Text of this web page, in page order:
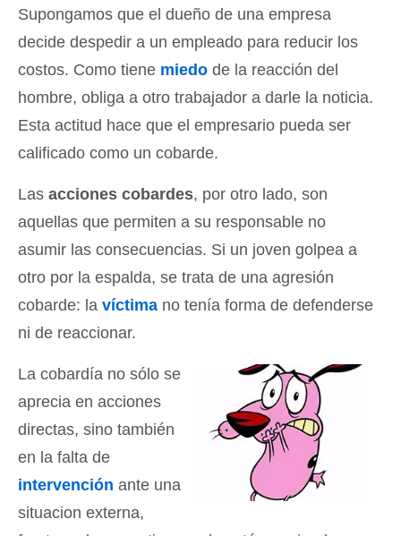
Supongamos que el dueño de una empresa
decide despedir a un empleado para reducir los
costos. Como tiene miedo de la reacción del
hombre, obliga a otro trabajador a darle la noticia.
Esta actitud hace que el empresario pueda ser
calificado como un cobarde.
Las acciones cobardes, por otro lado, son
aquellas que permiten a su responsable no
asumir las consecuencias. Si un joven golpea a
otro por la espalda, se trata de una agresión
cobarde: la víctima no tenía forma de defenderse
ni de reaccionar.
La cobardía no sólo se
aprecia en acciones
directas, sino también
en la falta de
intervención ante una
situacion externa,